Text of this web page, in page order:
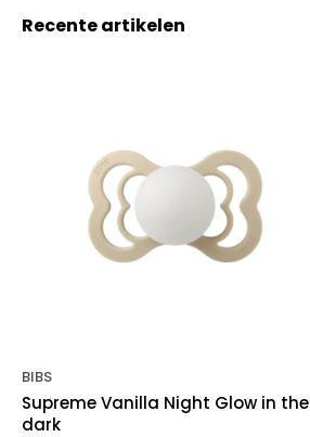
Recente artikelen
BIBS
Supreme Vanilla Night Glow in the
dark